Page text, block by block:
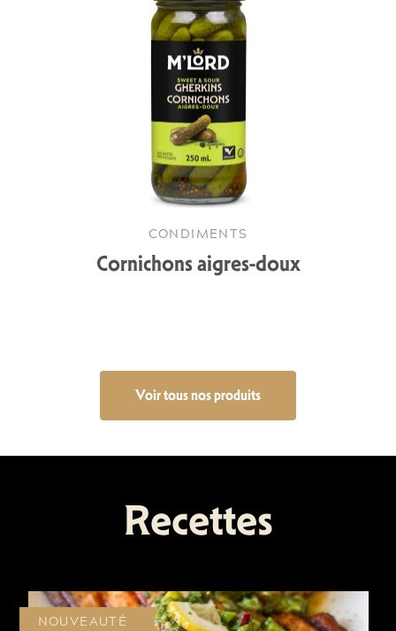
CONDIMENTS
Cornichons aigres-doux
Voir tous nos produits
Recettes
NOUVEAUTÉ